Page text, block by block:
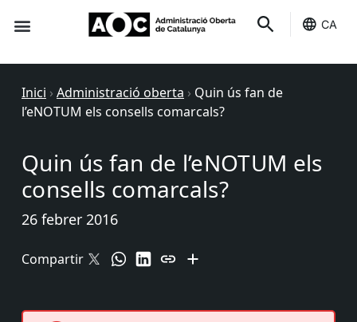
CA
Inici › Administració oberta › Quin ús fan de
l’eNOTUM els consells comarcals?
Quin ús fan de l’eNOTUM els
consells comarcals?
26 febrer 2016
Compartir